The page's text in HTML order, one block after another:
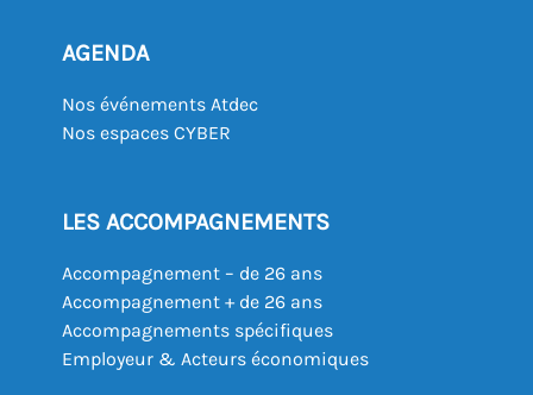
AGENDA
Nos événements Atdec
Nos espaces CYBER
LES ACCOMPAGNEMENTS
Accompagnement – de 26 ans
Accompagnement + de 26 ans
Accompagnements spécifiques
Employeur & Acteurs économiques